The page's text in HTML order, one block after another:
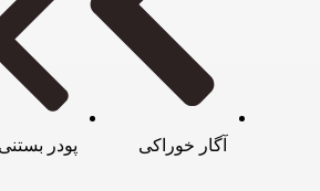
آگار خوراکی پودر بستنی